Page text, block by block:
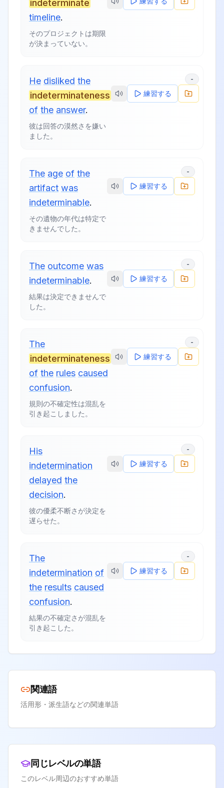
indeterminate
timeline.
そのプロジェクトは期限
が決まっていない。
He disliked the
indeterminateness
of the answer.
彼は回答の漠然さを嫌い
ました。
-
練習する
The age of the
artifact was
indeterminable.
その遺物の年代は特定で
きませんでした。
-
練習する
The outcome was
indeterminable.
結果は決定できませんで
した。
-
練習する
The
indeterminateness
of the rules caused
confusion.
規則の不確定性は混乱を
引き起こしました。
-
練習する
His
indetermination
delayed the
decision.
彼の優柔不断さが決定を
遅らせた。
-
練習する
The
indetermination of
the results caused
confusion.
結果の不確定さが混乱を
引き起こした。
-
練習する
関連語
活用形・派生語などの関連単語
同じレベルの単語
このレベル周辺のおすすめ単語